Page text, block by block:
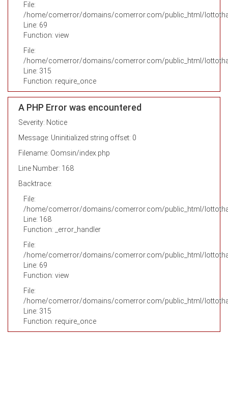
File:
/home/comerror/domains/comerror.com/public_html/
Line: 69
Function: view
File:
/home/comerror/domains/comerror.com/public_html/
Line: 315
Function: require_once
A PHP Error was encountered
Severity: Notice
Message: Uninitialized string offset: 0
Filename: Oomsin/index.php
Line Number: 168
Backtrace:
File:
/home/comerror/domains/comerror.com/public_html/
Line: 168
Function: _error_handler
File:
/home/comerror/domains/comerror.com/public_html/
Line: 69
Function: view
File:
/home/comerror/domains/comerror.com/public_html/
Line: 315
Function: require_once